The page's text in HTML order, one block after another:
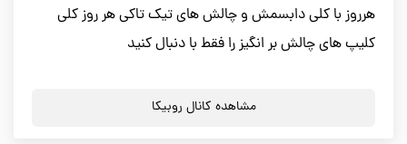
هرروز با کلی دابسمش و چالش های تیک تاکی هر روز کلی
کلیپ های چالش بر انگیز را فقط با دنبال کنید
مشاهده کانال روبیکا